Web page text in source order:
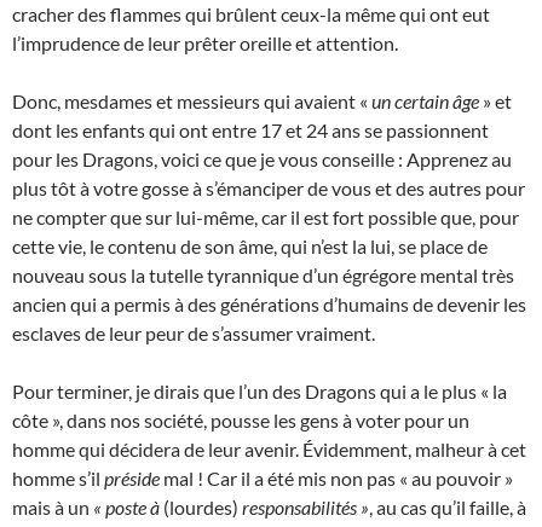
cracher des flammes qui brûlent ceux-la même qui ont eut
l’imprudence de leur prêter oreille et attention.
Donc, mesdames et messieurs qui avaient « un certain âge » et
dont les enfants qui ont entre 17 et 24 ans se passionnent
pour les Dragons, voici ce que je vous conseille : Apprenez au
plus tôt à votre gosse à s’émanciper de vous et des autres pour
ne compter que sur lui-même, car il est fort possible que, pour
cette vie, le contenu de son âme, qui n’est la lui, se place de
nouveau sous la tutelle tyrannique d’un égrégore mental très
ancien qui a permis à des générations d’humains de devenir les
esclaves de leur peur de s’assumer vraiment.
Pour terminer, je dirais que l’un des Dragons qui a le plus « la
côte », dans nos société, pousse les gens à voter pour un
homme qui décidera de leur avenir. Évidemment, malheur à cet
homme s’il préside mal ! Car il a été mis non pas « au pouvoir »
mais à un « poste à (lourdes) responsabilités » , au cas qu’il faille, à